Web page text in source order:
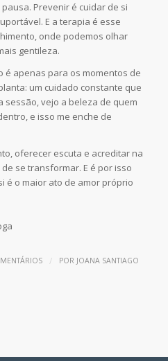
Prevenir é cuidar de si
E a terapia é esse
onde podemos olhar
gentileza.
é apenas para os momentos de
um cuidado constante que
sessão, vejo a beleza de quem
e isso me enche de
oferecer escuta e acreditar na
se transformar. E é por isso
é o maior ato de amor próprio
/ POR JOANA SANTIAGO